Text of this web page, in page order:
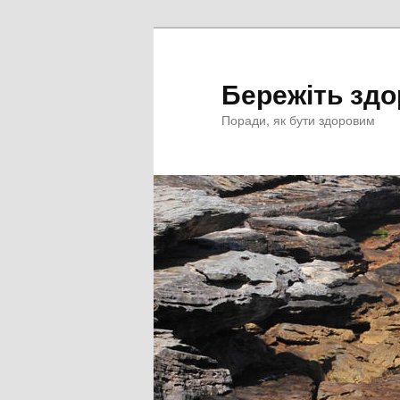
Бережіть
Поради, як бути здоровим